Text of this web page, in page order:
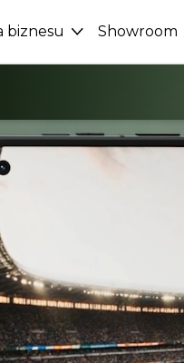
biznesu Showroom